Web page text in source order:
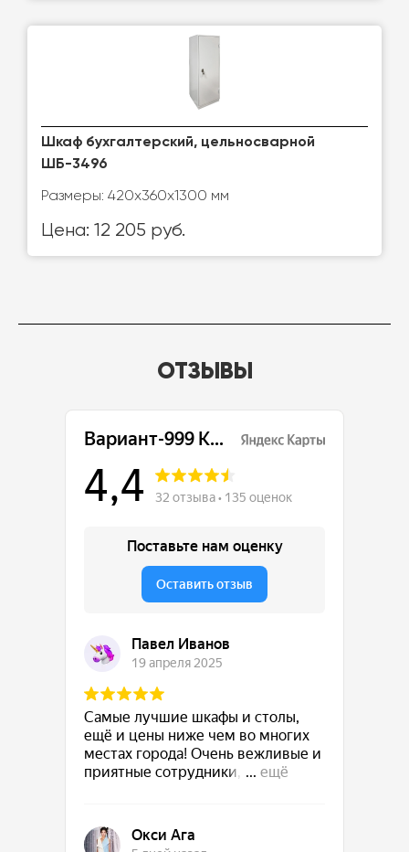
Шкаф бухгалтерский, цельносварной
ШБ-3496
Размеры: 420х360х1300 мм
Цена: 12 205 руб.
ОТЗЫВЫ